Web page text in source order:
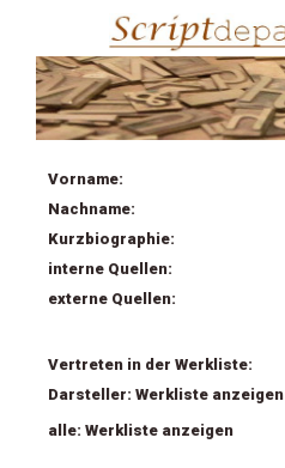
Vorname:
Nachname:
Kurzbiographie:
interne Quellen:
externe Quellen:
Vertreten in der Werkliste:
Darsteller: Werkliste anzeigen
alle: Werkliste anzeigen